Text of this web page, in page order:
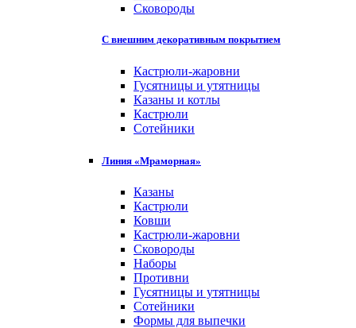
Сковороды
С внешним декоративным покрытием
Кастрюли-жаровни
Гусятницы и утятницы
Казаны и котлы
Кастрюли
Сотейники
Линия «Мраморная»
Казаны
Кастрюли
Ковши
Кастрюли-жаровни
Сковороды
Наборы
Противни
Гусятницы и утятницы
Сотейники
Формы для выпечки